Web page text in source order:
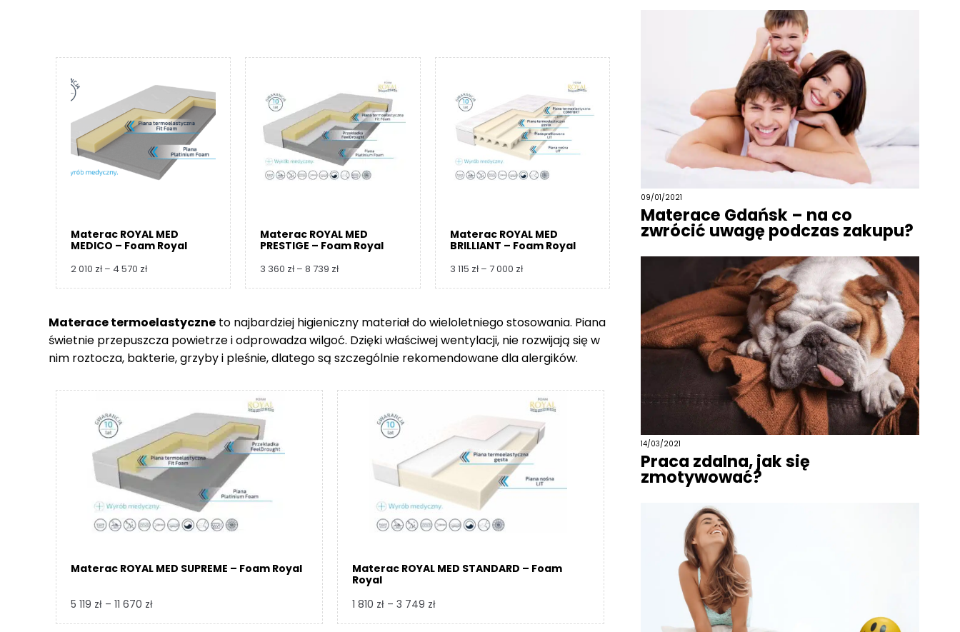
Materac ROYAL MED
MEDICO – Foam Royal
2 010 zł – 4 570 złZakres
010 zł
do
4
Materac ROYAL MED
PRESTIGE – Foam Royal
3 360 zł – 8 739 złZakres
360 zł
do
8
Materac ROYAL MED
BRILLIANT – Foam Royal
3 115 zł – 7 000 złZakres
115 zł
do
7
000 zł
Materace termoelastyczneto najbardziej higieniczny materiał do wieloletniego stosowania. Piana
świetnie przepuszcza powietrze i odprowadza wilgoć. Dzięki właściwej wentylacji, nie rozwijają się w
nim roztocza, bakterie, grzyby i pleśnie, dlatego są szczególnie rekomendowane dla alergików.
Materac ROYAL MED SUPREME – Foam Royal
5 119 zł – 11 670 złZakres
Materac ROYAL MED STANDARD – Foam
Royal
1 810 zł – 3 749 złZakres
09/01/2021
Materace Gdańsk – na co
zwrócić uwagę podczas zakupu?
14/03/2021
Praca zdalna, jak się
zmotywować?